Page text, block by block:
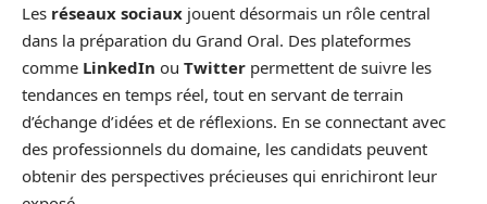
Les réseaux sociaux jouent désormais un rôle central
dans la préparation du Grand Oral. Des plateformes
comme LinkedIn ou Twitter permettent de suivre les
tendances en temps réel, tout en servant de terrain
d’échange d’idées et de réflexions. En se connectant avec
des professionnels du domaine, les candidats peuvent
obtenir des perspectives précieuses qui enrichiront leur